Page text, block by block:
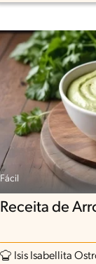
Fácil
Receita de
Isis Isabellita